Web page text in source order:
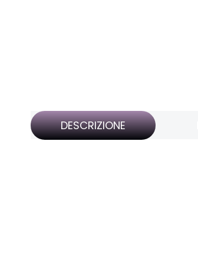
DESCRIZIONE